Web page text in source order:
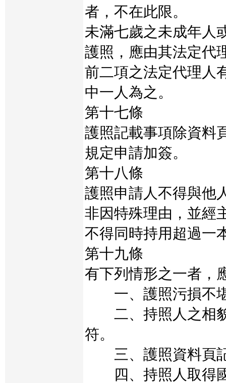
者，不在此限。
未滿七歲之未成年人
護照，應由其法定代
前二項之法定代理人
中一人為之。
第十七條
護照記載事項除資料
規定申請加簽。
第十八條
護照申請人不得與他
非因特殊理由，並經
不得同時持用超過一
第十九條
有下列情形之一者，
一、護照污損不
二、持照人之相貌
符。
三、護照資料頁
四、持照人取得國